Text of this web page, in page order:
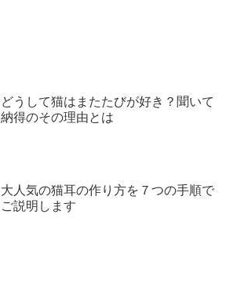
どうして猫はまたたびが好き？聞いて
納得のその理由とは
大人気の猫耳の作り方を７つの手順で
ご説明します